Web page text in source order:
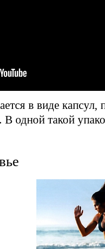
в виде
В одной такой